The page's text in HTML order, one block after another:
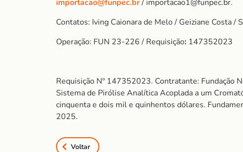
importacao@funpec.br/ importacao1@funpec.br.
Contatos: Iving Caionara de Melo / Geiziane Costa /
Operação: FUN 23-226 / Requisição: 147352023
Requisição Nº 147352023. Contratante: Fundação
Sistema de Pirólise Analítica Acoplada a um
cinquenta e dois mil e quinhentos dólares.
2025.
Voltar